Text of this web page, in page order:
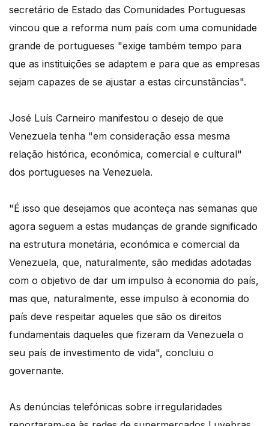
secretário de Estado das Comunidades Portuguesas
vincou que a reforma num país com uma comunidade
grande de portugueses "exige também tempo para
que as instituições se adaptem e para que as empresas
sejam capazes de se ajustar a estas circunstâncias".
José Luís Carneiro manifestou o desejo de que
Venezuela tenha "em consideração essa mesma
relação histórica, económica, comercial e cultural"
dos portugueses na Venezuela.
"É isso que desejamos que aconteça nas semanas que
agora seguem a estas mudanças de grande significado
na estrutura monetária, económica e comercial da
Venezuela, que, naturalmente, são medidas adotadas
com o objetivo de dar um impulso à economia do país,
mas que, naturalmente, esse impulso à economia do
país deve respeitar aqueles que são os direitos
fundamentais daqueles que fizeram da Venezuela o
seu país de investimento de vida", concluiu o
governante.
As denúncias telefónicas sobre irregularidades